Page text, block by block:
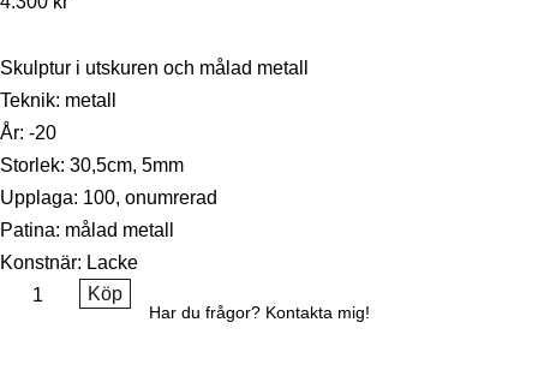
Skulptur i utskuren och målad metall
Teknik: metall
År: -20
Storlek: 30,5cm, 5mm
Upplaga: 100, onumrerad
Patina: målad metall
Konstnär: Lacke
Köp
Har du frågor? Kontakta mig!